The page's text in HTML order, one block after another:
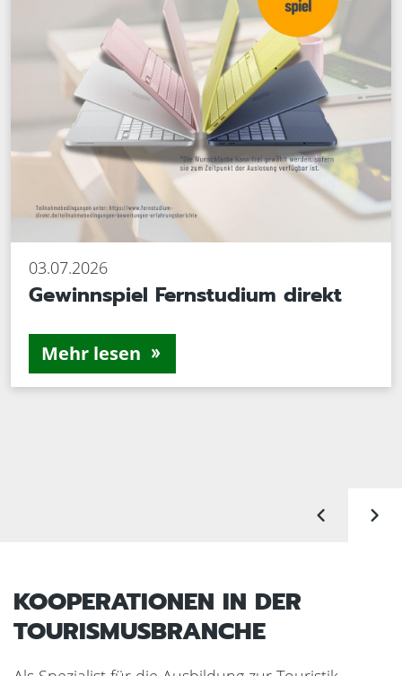
chevron_left chevron_right
03.07.2026
Gewinnspiel Fernstudium direkt
Mehr lesen
KOOPERATIONEN IN DER
TOURISMUSBRANCHE